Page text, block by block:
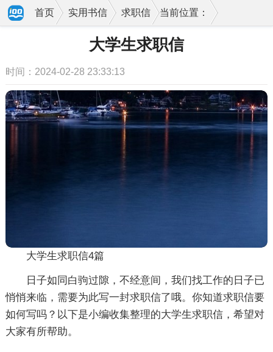
当前位置：
首页 实用书信 求职信
大学生求职信
时间：2024-02-28 23:33:13
大学生求职信4篇
日子如同白驹过隙，不经意间，我们找工作的日子已
悄悄来临，需要为此写一封求职信了哦。你知道求职信要
如何写吗？以下是小编收集整理的大学生求职信，希望对
大家有所帮助。